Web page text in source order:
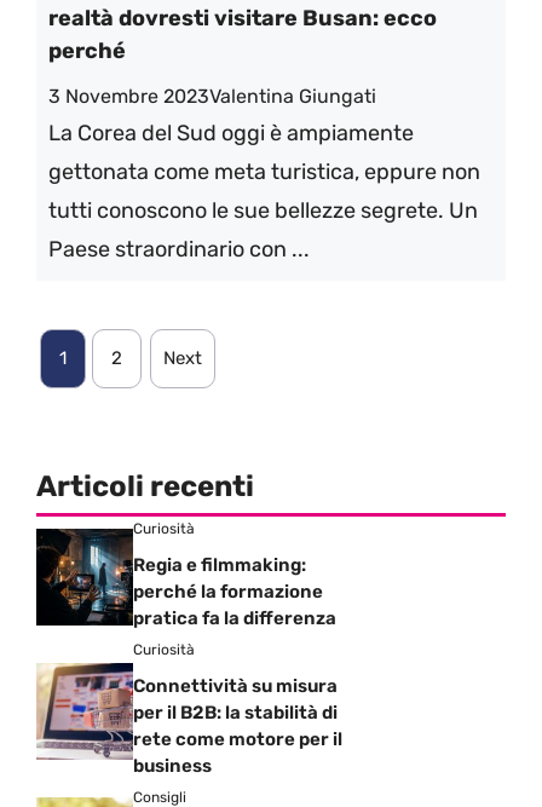
realtà dovresti visitare Busan: ecco
perché
3 Novembre 2023Valentina Giungati
La Corea del Sud oggi è ampiamente
gettonata come meta turistica, eppure non
tutti conoscono le sue bellezze segrete. Un
Paese straordinario con ...
1 2 Next
Articoli recenti
Curiosità
Regia e filmmaking:
perché la formazione
pratica fa la differenza
Curiosità
Connettività su misura
per il B2B: la stabilità di
rete come motore per il
business
Consigli